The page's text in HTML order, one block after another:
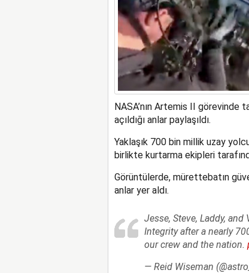
NASA’nın Artemis II görevinde
açıldığı anlar paylaşıldı.
Yaklaşık 700 bin millik uzay
birlikte kurtarma ekipleri
Görüntülerde, mürettebatın
anlar yer aldı.
Jesse, Steve, Laddy,
Integrity after a nearly
our crew and the nation.
— Reid Wiseman